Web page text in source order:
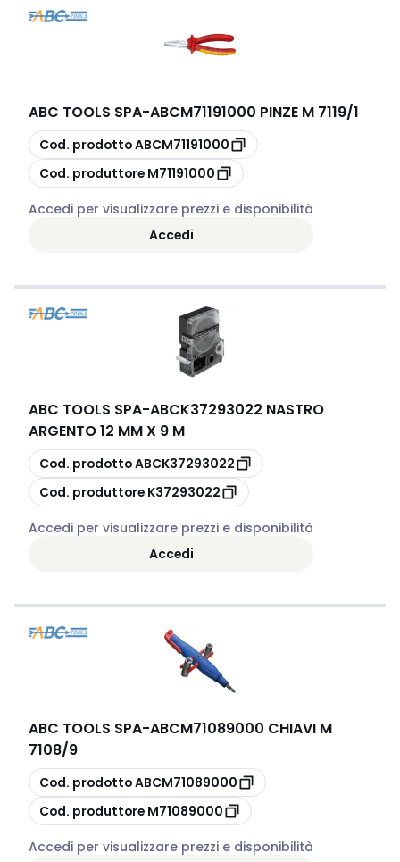
ABC TOOLS SPA-ABCM71191000 PINZE M 7119/1
copia
Cod. prodottoABCM71191000
copia
Cod. produttore M71191000
Accedi per visualizzare prezzi e disponibilità
Accedi
ABC TOOLS SPA-ABCK37293022 NASTRO
ARGENTO 12 MM X 9 M
copia
Cod. prodottoABCK37293022
copia
Cod. produttore K37293022
Accedi per visualizzare prezzi e disponibilità
Accedi
ABC TOOLS SPA-ABCM71089000 CHIAVI M
7108/9
copia
Cod. prodottoABCM71089000
copia
Cod. produttore M71089000
Accedi per visualizzare prezzi e disponibilità